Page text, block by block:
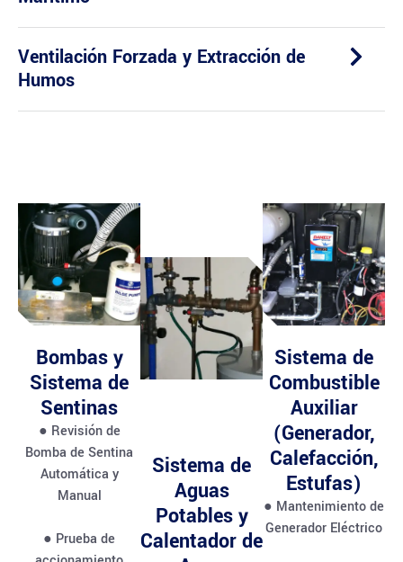
Ventilación Forzada y Extracción de
Humos
Bombas y
Sistema de
Sentinas
● Revisión de
Bomba de Sentina
Automática y
Manual
● Prueba de
Sistema de
Aguas
Potables y
Calentador de
Sistema de
Combustible
Auxiliar
(Generador,
Calefacción,
Estufas)
● Mantenimiento de
Generador Eléctrico